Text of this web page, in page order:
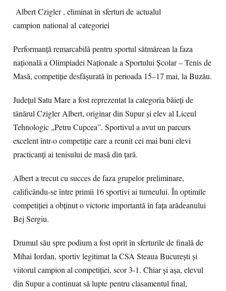
Albert Czigler , eliminat în sferturi de actualul
campion national al categoriei
Performanță remarcabilă pentru sportul sătmărean la faza
națională a Olimpiadei Naționale a Sportului Școlar – Tenis de
Masă, competiție desfășurată în perioada 15–17 mai, la Buzău.
Județul Satu Mare a fost reprezentat la categoria băieți de
tânărul Czigler Albert, originar din Supur și elev al Liceul
Tehnologic „Petru Cupcea”. Sportivul a avut un parcurs
excelent într-o competiție care a reunit cei mai buni elevi
practicanți ai tenisului de masă din țară.
Albert a trecut cu succes de faza grupelor preliminare,
calificându-se între primii 16 sportivi ai turneului. În optimile
competiției a obținut o victorie importantă în fața arădeanului
Bej Sergiu.
Drumul său spre podium a fost oprit în sferturile de finală de
Mihai Iordan, sportiv legitimat la CSA Steaua București și
viitorul campion al competiției, scor 3-1. Chiar și așa, elevul
din Supur a continuat să lupte pentru clasamentul final,